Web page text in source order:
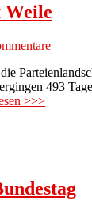
Weile
493
>>>